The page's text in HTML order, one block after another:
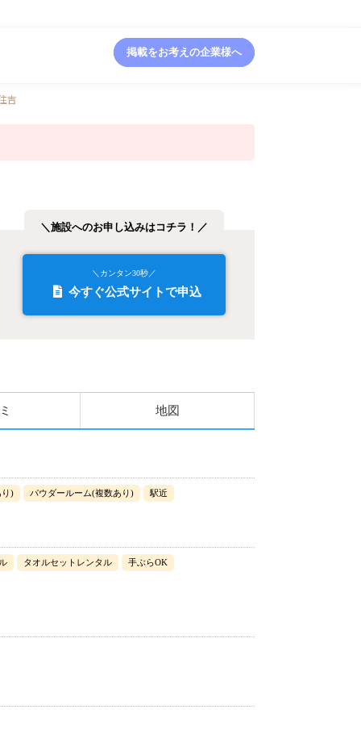
掲載をお考えの企業様へ
吉
＼施設へのお申し込みはコチラ！／
＼カンタン30秒／
今すぐ公式サイトで申込
地図
り) パウダールーム(複数あり) 駅近
タオルセットレンタル 手ぶらOK